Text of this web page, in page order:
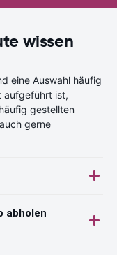
wissen
eine Auswahl häufig
aufgeführt ist,
gestellten
gerne
abholen